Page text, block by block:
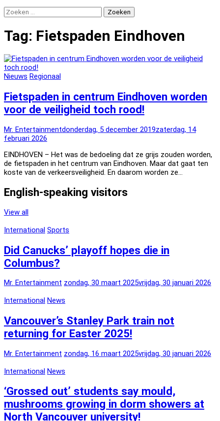
Zoeken
naar:
Tag: Fietspaden Eindhoven
Nieuws Regionaal
Fietspaden in centrum Eindhoven worden
voor de veiligheid toch rood!
Mr. Entertainmentdonderdag, 5 december 2019zaterdag, 14
februari 2026
EINDHOVEN – Het was de bedoeling dat ze grijs zouden worden,
de fietspaden in het centrum van Eindhoven. Maar dat gaat ten
koste van de verkeersveiligheid. En daarom worden ze…
English-speaking visitors
View all
International Sports
Did Canucks’ playoff hopes die in
Columbus?
Mr. Entertainment zondag, 30 maart 2025vrijdag, 30 januari 2026
International News
Vancouver’s Stanley Park train not
returning for Easter 2025!
Mr. Entertainment zondag, 16 maart 2025vrijdag, 30 januari 2026
International News
‘Grossed out’ students say mould,
mushrooms growing in dorm showers at
North Vancouver university!